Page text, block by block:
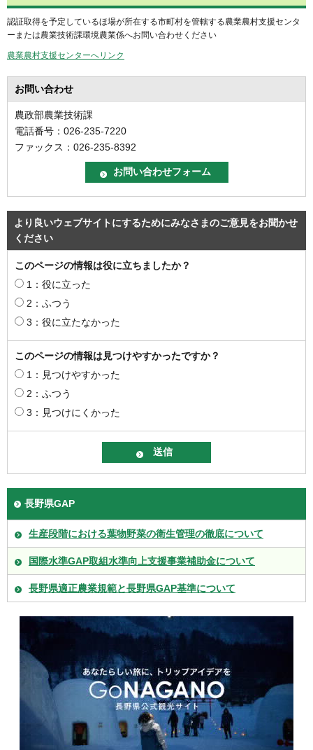
認証取得を予定しているほ場が所在する市町村を管轄する農業農村支援センタ
ーまたは農業技術課環境農業係へお問い合わせください
農業農村支援センターへリンク
お問い合わせ
農政部農業技術課
電話番号：026-235-7220
ファックス：026-235-8392
より良いウェブサイトにするためにみなさまのご意見をお聞かせ
ください
このページの情報は役に立ちましたか？
1：役に立った
2：ふつう
3：役に立たなかった
このページの情報は見つけやすかったですか？
1：見つけやすかった
2：ふつう
3：見つけにくかった
長野県GAP
生産段階における葉物野菜の衛生管理の徹底について
国際水準GAP取組水準向上支援事業補助金について
長野県適正農業規範と長野県GAP基準について